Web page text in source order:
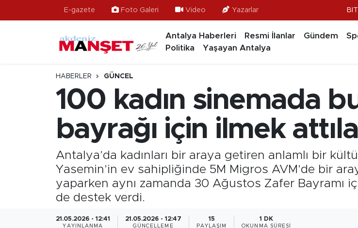
E-gazete Foto Galeri Video Yazarlar
Antalya Haberleri Resmi İlanlar Gündem
Politika
Yaşayan Antalya
HABERLER GÜNCEL
100 kadın sinemada
bayrağı için ilmek
Antalya’da kadınları bir araya getiren anlamlı bir
Yasemin’in ev sahipliğinde 5M Migros AVM’de bir
yaparken aynı zamanda 30 Ağustos Zafer Bayramı
de destek verdi.
21.05.2026 - 12:41
YAYINLANMA
21.05.2026 - 12:47
GÜNCELLEME
15
PAYLAŞIM
1 DK
OKUNMA SÜRESI
Ekonomi
Gündem
Hava Durumu
Süper Lig Puan Durumu ve Fikstür
Tüm Manşetler
Son Dakika Haberleri
Haber Arşivi